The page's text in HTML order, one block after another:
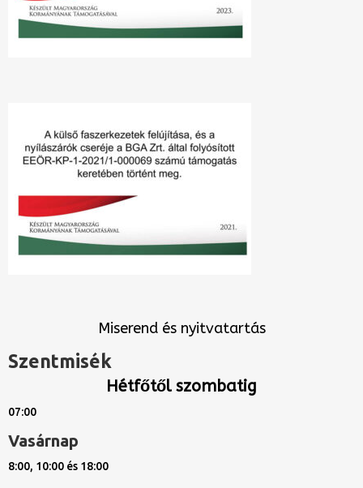
Miserend és nyitvatartás
Szentmisék
Hétfőtől szombatig
07:00
Vasárnap
8:00, 10:00 és 18:00